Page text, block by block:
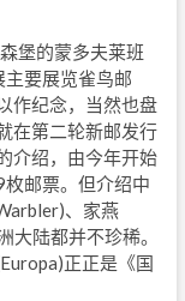
堡的蒙多夫莱班
要展览雀鸟邮
作纪念，当然也盘
在第二轮新邮发行
介绍，由今年开始
邮票。但介绍中
、家燕
陆都并不珍稀。
正正是《国